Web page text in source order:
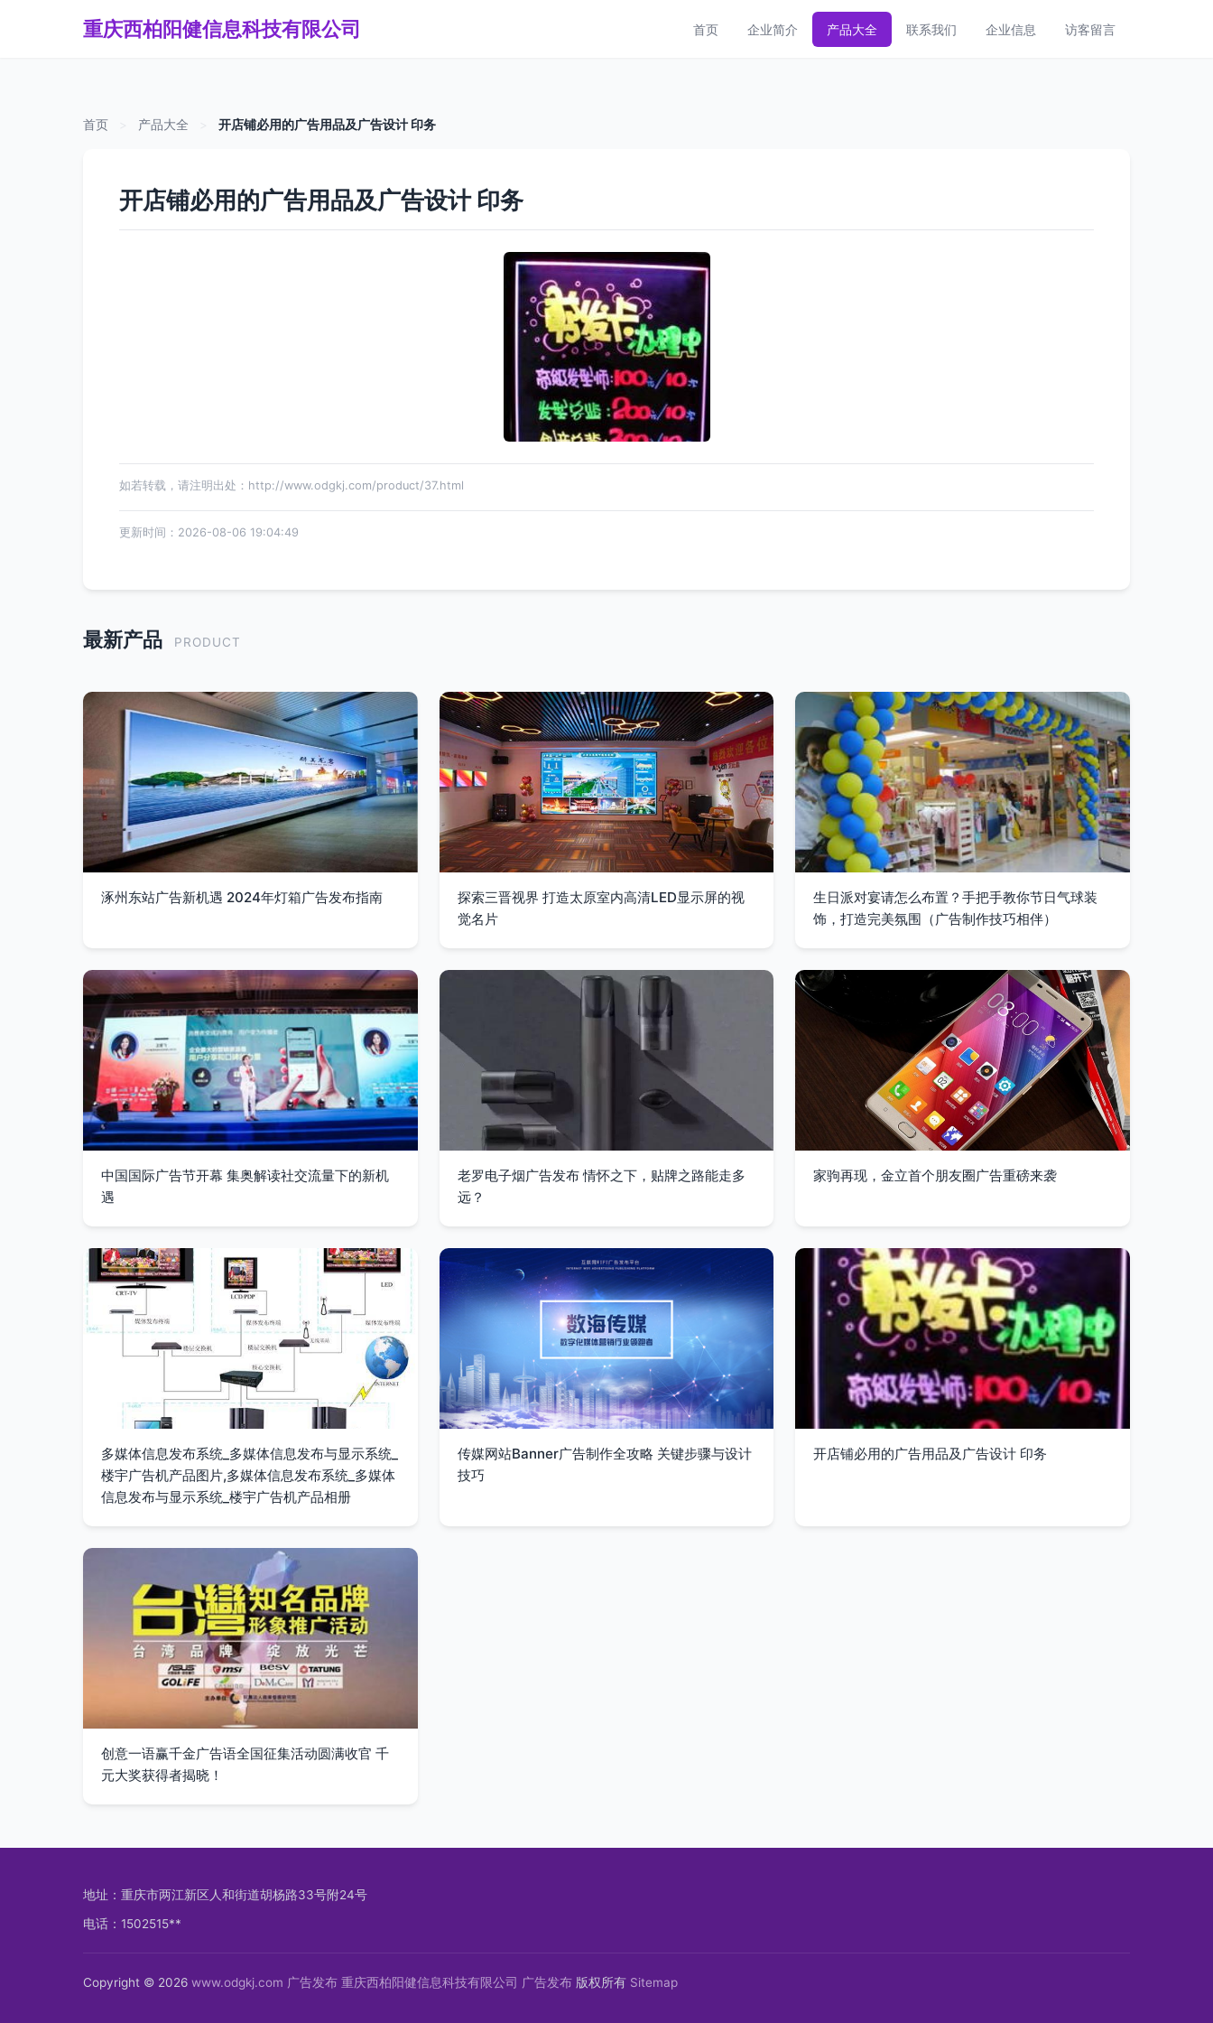
重庆西柏阳健信息科技有限公司 首页 企业简介 产品大全 联系我们 企业信息 访客留言
首页 产品大全 开店铺必用的广告用品及广告设计 印务
开店铺必用的广告用品及广告设计 印务
如若转载，请注明出处：http://www.odgkj.com/product/37.html
更新时间：2026-08-06 19:04:49
最新产品 PRODUCT
涿州东站广告新机遇 2024年灯箱广告发布指南
探索三晋视界 打造太原室内高清LED显示屏的视
觉名片
生日派对宴请怎么布置？手把手教你节日气球装
饰，打造完美氛围（广告制作技巧相伴）
中国国际广告节开幕 集奥解读社交流量下的新机
遇
老罗电子烟广告发布 情怀之下，贴牌之路能走多
远？
家驹再现，金立首个朋友圈广告重磅来袭
多媒体信息发布系统_多媒体信息发布与显示系统_
楼宇广告机产品图片,多媒体信息发布系统_多媒体
信息发布与显示系统_楼宇广告机产品相册
传媒网站Banner广告制作全攻略 关键步骤与设计
技巧
开店铺必用的广告用品及广告设计 印务
创意一语赢千金广告语全国征集活动圆满收官 千
元大奖获得者揭晓！
地址：重庆市两江新区人和街道胡杨路33号附24号
电话：1502515**
Copyright © 2026 www.odgkj.com 广告发布 重庆西柏阳健信息科技有限公司 广告发布 版权所有 Sitemap